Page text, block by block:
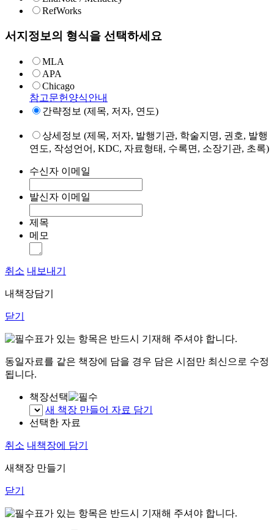
RefWorks
서지정보의 형식을 선택하세요
MLA
APA
Chicago
참고문헌양식안내
간략정보 (제목, 저자, 연도)
상세정보 (제목, 저자, 발행기관, 학술지명, 권호, 발행
연도, 작성언어, KDC, 자료형태, 수록면, 소장기관, 초록)
수신자 이메일
발신자 이메일
제목
메모
취소 내보내기
내책장담기
닫기
표가 있는 항목은 반드시 기재해 주셔야 합니다.
동일자료를 같은 책장에 담을 경우 담은 시점만 최신으로 수정
됩니다.
책장선택
새 책장 만들어 자료 담기
선택한 자료
취소 내책장에 담기
새책장 만들기
닫기
표가 있는 항목은 반드시 기재해 주셔야 합니다.